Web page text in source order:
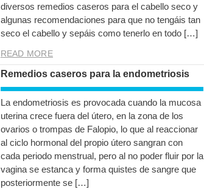
diversos remedios caseros para el cabello seco y
algunas recomendaciones para que no tengáis tan
seco el cabello y sepáis como tenerlo en todo […]
READ MORE
Remedios caseros para la endometriosis
La endometriosis es provocada cuando la mucosa
uterina crece fuera del útero, en la zona de los
ovarios o trompas de Falopio, lo que al reaccionar
al ciclo hormonal del propio útero sangran con
cada periodo menstrual, pero al no poder fluir por la
vagina se estanca y forma quistes de sangre que
posteriormente se […]